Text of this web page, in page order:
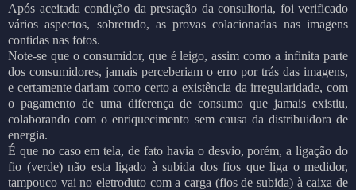
Após aceitada condição da prestação da consultoria, foi verificado
vários aspectos, sobretudo, as provas colacionadas nas imagens
contidas nas fotos.
Note-se que o consumidor, que é leigo, assim como a infinita parte
dos consumidores, jamais perceberiam o erro por trás das imagens,
e certamente dariam como certo a existência da irregularidade, com
o pagamento de uma diferença de consumo que jamais existiu,
colaborando com o enriquecimento sem causa da distribuidora de
energia.
É que no caso em tela, de fato havia o desvio, porém, a ligação do
fio (verde) não esta ligado à subida dos fios que liga o medidor,
tampouco vai no eletroduto com a carga (fios de subida) à caixa de